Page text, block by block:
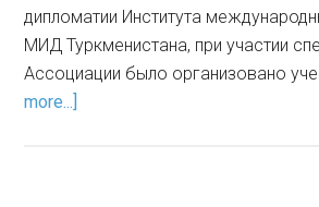
дипломатии Института
МИД Туркменистана, при участии
Ассоциации было организовано
more...]